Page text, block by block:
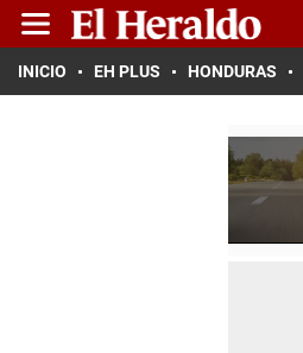
INICIO EH PLUS HONDURAS